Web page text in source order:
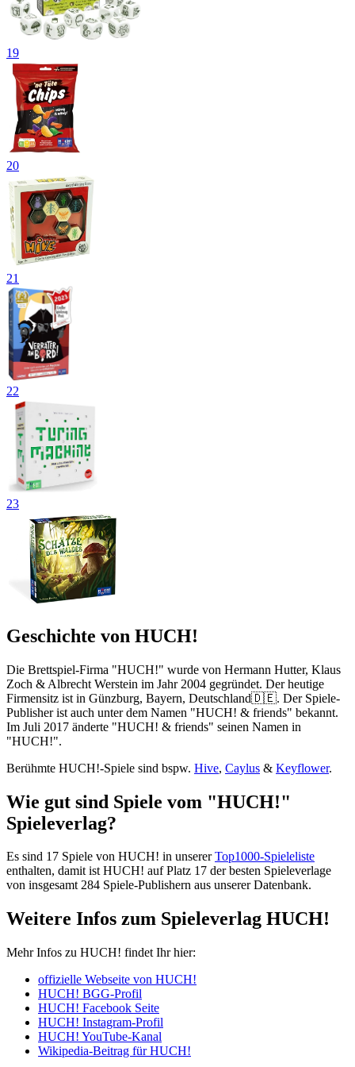
19
20
21
22
23
Geschichte von HUCH!
Die Brettspiel-Firma "HUCH!" wurde von Hermann Hutter, Klaus
Zoch & Albrecht Werstein im Jahr 2004 gegründet. Der heutige
Firmensitz ist in Günzburg, Bayern, Deutschland🇩🇪. Der Spiele-
Publisher ist auch unter dem Namen "HUCH! & friends" bekannt.
Im Juli 2017 änderte "HUCH! & friends" seinen Namen in
"HUCH!".
Berühmte HUCH!-Spiele sind bspw. Hive, Caylus & Keyflower.
Wie gut sind Spiele vom "HUCH!"
Spieleverlag?
Es sind 17 Spiele von HUCH! in unsererTop1000-Spieleliste
enthalten, damit ist HUCH! auf Platz 17 der besten Spieleverlage
von insgesamt 284 Spiele-Publishern aus unserer Datenbank.
Weitere Infos zum Spieleverlag HUCH!
Mehr Infos zu HUCH! findet Ihr hier:
offizielle Webseite von HUCH!
HUCH! BGG-Profil
HUCH! Facebook Seite
HUCH! Instagram-Profil
HUCH! YouTube-Kanal
Wikipedia-Beitrag für HUCH!